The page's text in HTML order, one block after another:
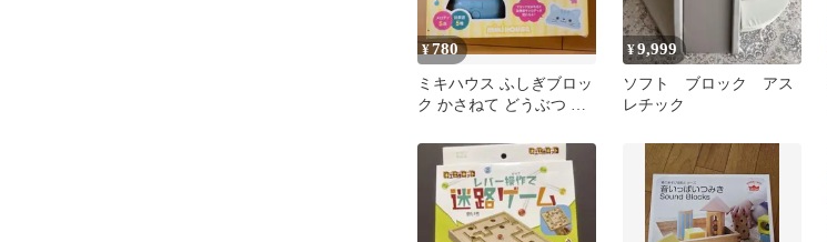
¥780
ミキハウス ふしぎブロッ
ク かさねて どうぶつ 知
¥9,999
ソフト ブロック アス
レチック